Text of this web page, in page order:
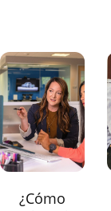
¿Cómo